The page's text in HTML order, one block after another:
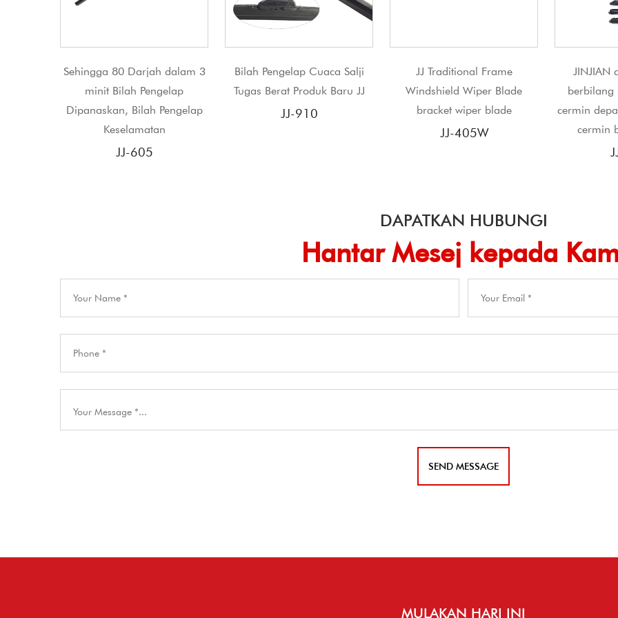
Bilah Pengelap Cuaca Salji
Tugas Berat Produk Baru JJ
JJ-910
JJ Traditional Frame
Windshield Wiper Blade
bracket wiper blade
JINJIAN cahaya tersuai
berbilang bilah pengelap
cermin depan bilah pengelap
cermin berbilang klip
JJ
DAPATKAN HUBUNGI
Hantar Mesej kepada
MULAKAN HARI INI